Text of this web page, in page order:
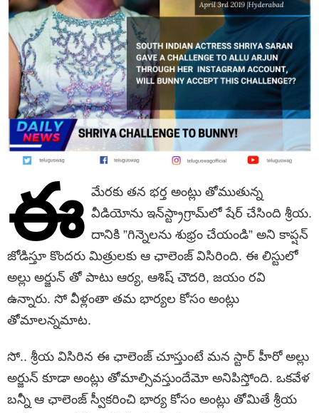
ఈ మేరకు తన భర్త అంట్లు తోముతున్న
వీడియోను ఇన్‌స్ట్రాగ్రామ్‌లో షేర్ చేసింది శ్రీయ.
దానికి ”గిన్నెలను శుభ్రం చేయండి” అని కాప్షన్
జోడిస్తూ కొందరు మిత్రులకు ఆ ఛాలెంజ్ విసిరింది. ఈ లిస్టులో
అల్లు అర్జున్ తో పాటు ఆర్య, ఆశిష్ చౌదరి, జయం రవి
ఉన్నారు. సో వీళ్లంతా తమ భార్యల కోసం అంట్లు
తోమాలన్నమాట.
సో.. శ్రీయ విసిరిన ఈ ఛాలెంజ్ చూస్తుంటే మన స్టార్ హీరో అల్లు
అర్జున్ కూడా అంట్లు తోమాల్సివస్తుందేమో అనిపిస్తోంది. ఒకవేళ
బన్నీ ఆ ఛాలెంజ్ స్వీకరించి భార్య కోసం అంట్లు తోమితే శ్రీయ